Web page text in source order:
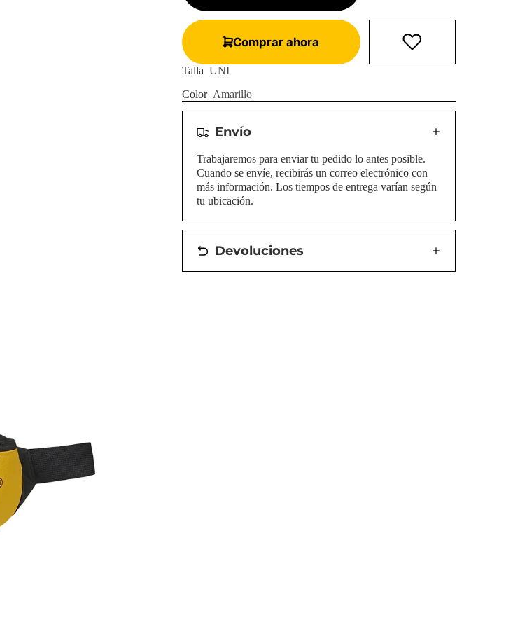
Comprar ahora
Talla UNI
Color Amarillo
Envío
Trabajaremos para enviar tu pedido lo antes posible.
Cuando se envíe, recibirás un correo electrónico con
más información. Los tiempos de entrega varían según
tu ubicación.
Devoluciones